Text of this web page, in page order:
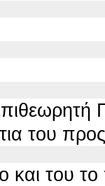
του
και του